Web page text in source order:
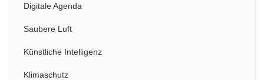
Digitale Agenda
Saubere Luft
Künstliche Intelligenz
Klimaschutz